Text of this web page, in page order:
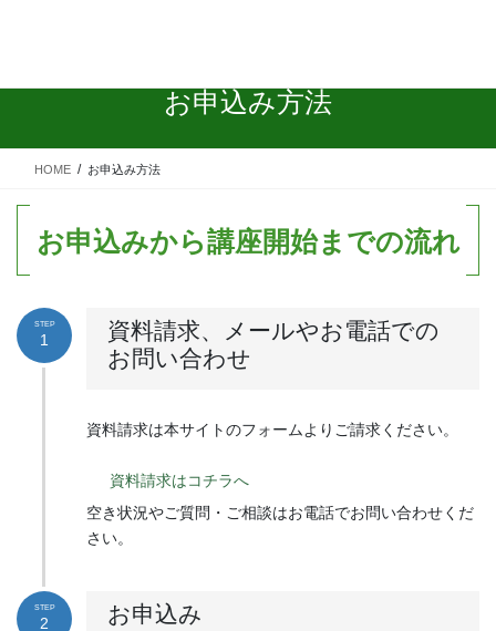
移
ン
お申込み方法
HOME お申込み方法
お申込みから講座開始までの流れ
資料請求、メールやお電話での
お問い合わせ
資料請求は本サイトのフォームよりご請求ください。
資料請求はコチラへ
空き状況やご質問・ご相談はお電話でお問い合わせくだ
さい。
STEP
1
お申込み
STEP
2